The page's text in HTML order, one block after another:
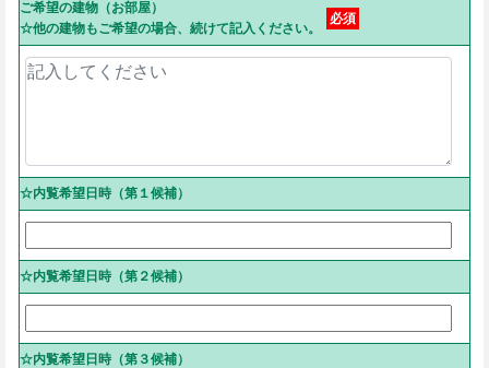
ご希望の建物（お部屋）
☆他の建物もご希望の場合、続けて記入ください。
必須
☆内覧希望日時（第１候補）
☆内覧希望日時（第２候補）
☆内覧希望日時（第３候補）